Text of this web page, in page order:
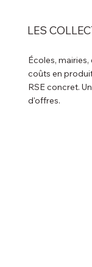
LES
Écoles,
coûts en
RSE concret.
d'offres.